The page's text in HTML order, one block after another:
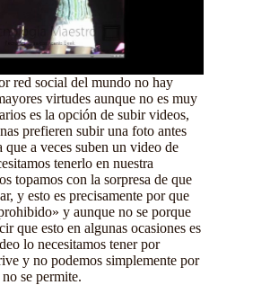
red social del mundo no hay
virtudes aunque no es muy
es la opción de subir videos,
prefieren subir una foto antes
que a veces suben un video de
tenerlo en nuestra
topamos con la sorpresa de que
y esto es precisamente por que
y aunque no se porque
que esto en algunas ocasiones es
lo necesitamos tener por
y no podemos simplemente por
se permite.